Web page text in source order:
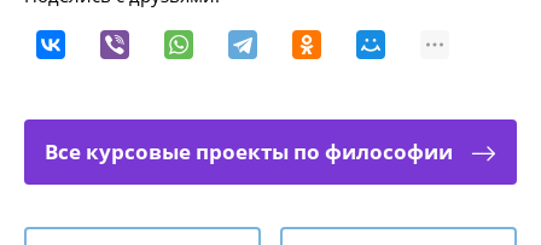
Все курсовые проекты по философии